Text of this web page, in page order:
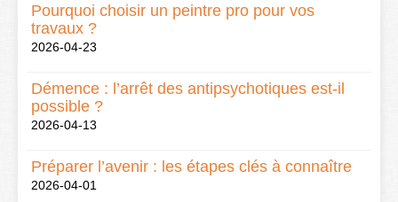
Pourquoi choisir un peintre pro pour vos
travaux ?
2026-04-23
Démence : l’arrêt des antipsychotiques est-il
possible ?
2026-04-13
Préparer l’avenir : les étapes clés à connaître
2026-04-01